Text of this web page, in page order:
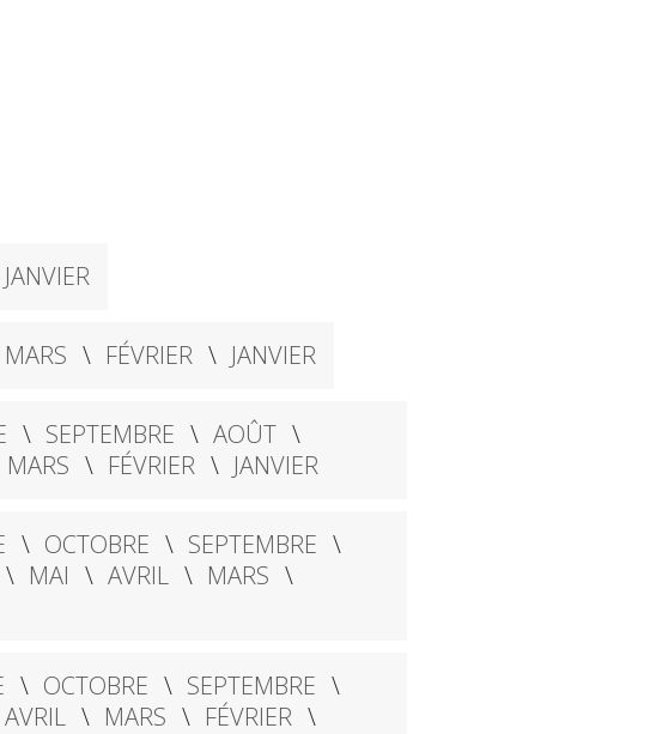
JANVIER
MARS FÉVRIER JANVIER
SEPTEMBRE
AOÛT
MARS FÉVRIER JANVIER
OCTOBRE
SEPTEMBRE
MAI AVRIL
MARS
OCTOBRE
SEPTEMBRE
AVRIL MARS
FÉVRIER